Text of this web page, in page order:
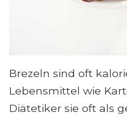
Brezeln sind oft
Lebensmittel wie
Diätetiker sie oft als